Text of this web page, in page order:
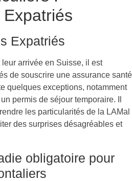
Expatriés
arrivée en Suisse, il est
de souscrire une assurance santé
quelques exceptions, notamment
permis de séjour temporaire. Il
les particularités de la LAMal
des surprises désagréables et
obligatoire pour